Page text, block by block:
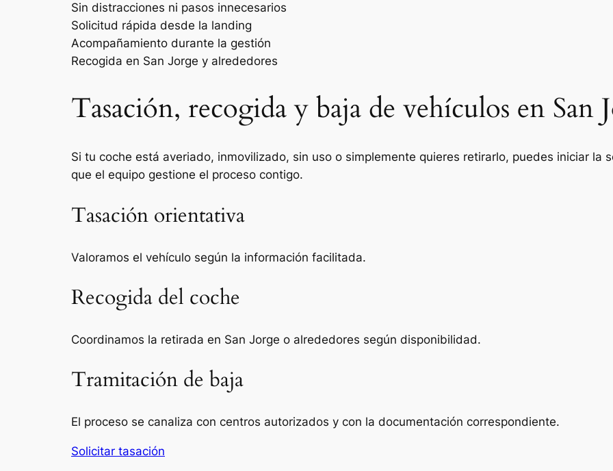
Sin distracciones ni pasos innecesarios
Solicitud rápida desde la landing
Acompañamiento durante la gestión
Recogida en San Jorge y alrededores
Tasación, recogida y baja de vehículos en San
Si tu coche está averiado, inmovilizado, sin uso o simplemente quieres retirarlo, puedes iniciar la
que el equipo gestione el proceso contigo.
Tasación orientativa
Valoramos el vehículo según la información facilitada.
Recogida del coche
Coordinamos la retirada en San Jorge o alrededores según disponibilidad.
Tramitación de baja
El proceso se canaliza con centros autorizados y con la documentación correspondiente.
Solicitar tasación